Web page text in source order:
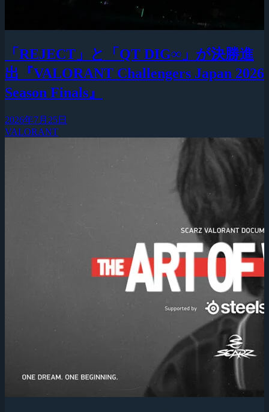
「REJECT」と「QT DIG∞」が決勝進
出『VALORANT Challengers Japan 2026
Season Finals』
2026年7月25日
VALORANT